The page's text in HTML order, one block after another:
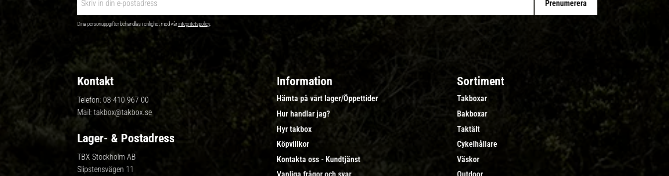
Prenumerera
Dina personuppgifter behandlas i enlighet med vårintegritetspolicy.
Kontakt
Telefon: 08-410 967 00
Mail: takbox@takbox.se
Lager- & Postadress
TBX Stockholm AB
Slipstensvägen 11
Information
Hämta på vårt lager/Öppettider
Hur handlar jag?
Hyr takbox
Köpvillkor
Kontakta oss - Kundtjänst
Sortiment
Takboxar
Bakboxar
Taktält
Cykelhållare
Väskor